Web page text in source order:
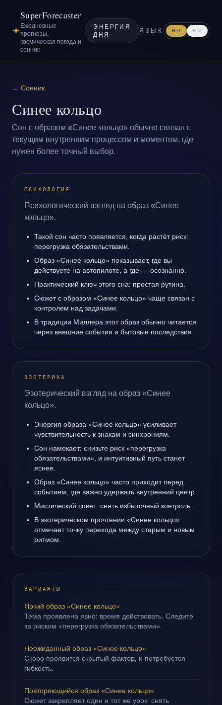
✦
SuperForecaster
Ежедневные
прогнозы,
космическая погода и
сонник
ЭНЕРГИЯ
ДНЯ
ЯЗЫК RU EN
← Сонник
Синее кольцо
Сон с образом «Синее кольцо» обычно связан с
текущим внутренним процессом и моментом, где
нужен более точный выбор.
ПСИХОЛОГИЯ
Психологический взгляд на образ «Синее
кольцо».
Такой сон часто появляется, когда растёт риск:
перегрузка обязательствами.
Образ «Синее кольцо» показывает, где вы
действуете на автопилоте, а где — осознанно.
Практический ключ этого сна: простая рутина.
Сюжет с образом «Синее кольцо» чаще связан с
контролем над задачами.
В традиции Миллера этот образ обычно читается
через внешние события и бытовые последствия.
ЭЗОТЕРИКА
Эзотерический взгляд на образ «Синее
кольцо».
Энергия образа «Синее кольцо» усиливает
чувствительность к знакам и синхрониям.
Сон намекает: снизьте риск «перегрузка
обязательствами», и интуитивный путь станет
яснее.
Образ «Синее кольцо» часто приходит перед
событием, где важно удержать внутренний центр.
Мистический совет: снять избыточный контроль.
В эзотерическом прочтении «Синее кольцо»
отмечает точку перехода между старым и новым
ритмом.
ВАРИАНТЫ
Яркий образ «Синее кольцо»
Тема проявлена явно: время действовать. Следите
за риском «перегрузка обязательствами».
Неожиданный образ «Синее кольцо»
Скоро проявится скрытый фактор, и потребуется
гибкость.
Повторяющийся образ «Синее кольцо»
Сюжет закрепляет один и тот же урок: снять